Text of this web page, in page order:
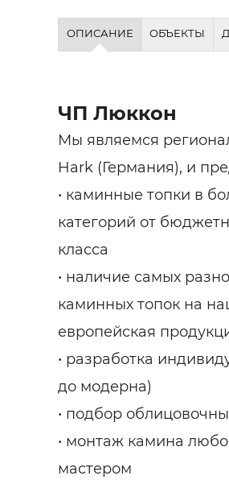
ОПИСАНИЕ ОБЪЕКТЫ
ЧП Люккон
Мы являемся
Hark (Германия), и
• каминные топки в
категорий от
класса
• наличие самых
каминных топок на
европейская
• разработка
до модерна)
• подбор
• монтаж камина
мастером